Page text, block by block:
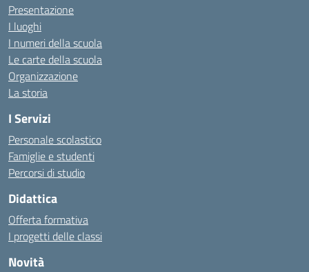
Presentazione
I luoghi
I numeri della scuola
Le carte della scuola
Organizzazione
La storia
I Servizi
Personale scolastico
Famiglie e studenti
Percorsi di studio
Didattica
Offerta formativa
I progetti delle classi
Novità